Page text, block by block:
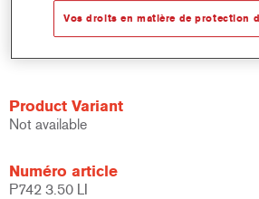
Procure une tenue supérieure de la
Product Variant
Not available
Numéro article
P742 3.50 LI
Vos droits en matière de protection